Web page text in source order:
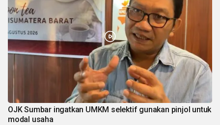
OJK Sumbar ingatkan UMKM selektif gunakan pinjol untuk
modal usaha